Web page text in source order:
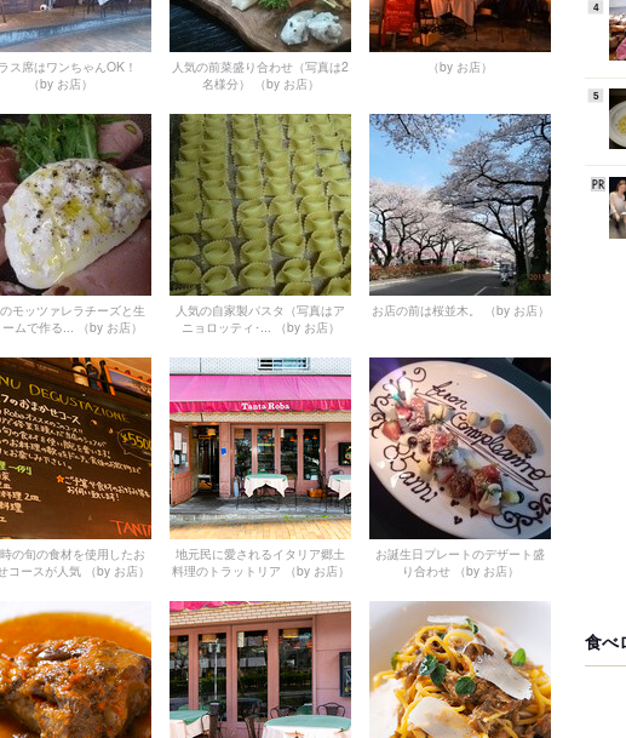
ス席はワンちゃんOK！
（by お店）
人気の前菜盛り合わせ（写真は2
名様分）
（by お店）
（by お店）
モッツァレラチーズと生
ムで作る...
（by お店）
人気の自家製パスタ（写真はア
ニョロッティ･...
（by お店）
お店の前は桜並木。 （by お店）
の旬の食材を使用したお
コースが人気
（by お店）
地元民に愛されるイタリア郷土
料理のトラットリア
（by お店）
お誕生日プレートのデザート盛
り合わせ
（by お店）
4
5
食べ